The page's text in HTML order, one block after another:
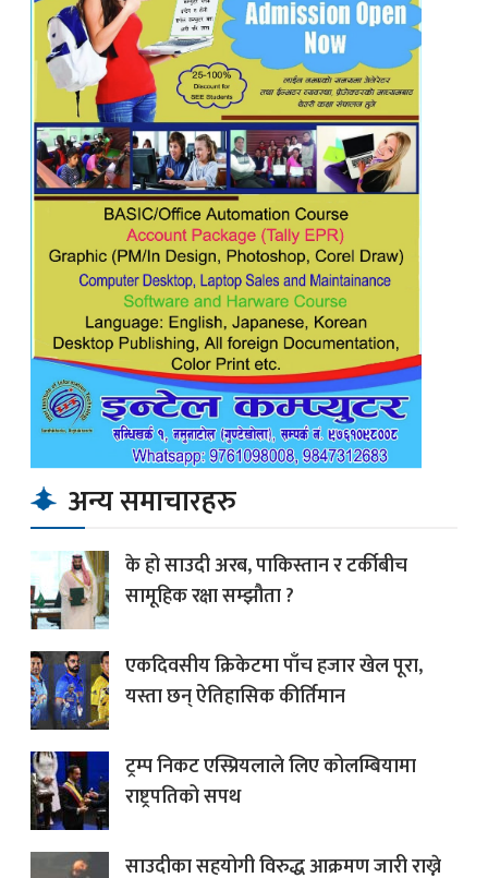
अन्य समाचारहरु
के हो साउदी अरब, पाकिस्तान र टर्कीबीच
सामूहिक रक्षा सम्झौता ?
एकदिवसीय क्रिकेटमा पाँच हजार खेल पूरा,
यस्ता छन् ऐतिहासिक कीर्तिमान
ट्रम्प निकट एस्प्रियलाले लिए कोलम्बियामा
राष्ट्रपतिको सपथ
साउदीका सहयोगी विरुद्ध आक्रमण जारी राख्ने